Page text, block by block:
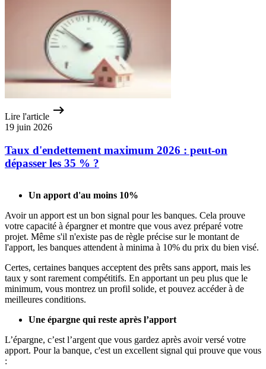
Lire l'article
19 juin 2026
Taux d'endettement maximum 2026 : peut-on
dépasser les 35 % ?
Un apport d'au moins 10%
Avoir un apport est un bon signal pour les banques. Cela prouve
votre capacité à épargner et montre que vous avez préparé votre
projet. Même s'il n'existe pas de règle précise sur le montant de
l'apport, les banques attendent à minima à 10% du prix du bien visé.
Certes, certaines banques acceptent des prêts sans apport, mais les
taux y sont rarement compétitifs. En apportant un peu plus que le
minimum, vous montrez un profil solide, et pouvez accéder à de
meilleures conditions.
Une épargne qui reste après l’apport
L’épargne, c’est l’argent que vous gardez après avoir versé votre
apport. Pour la banque, c'est un excellent signal qui prouve que vous
: